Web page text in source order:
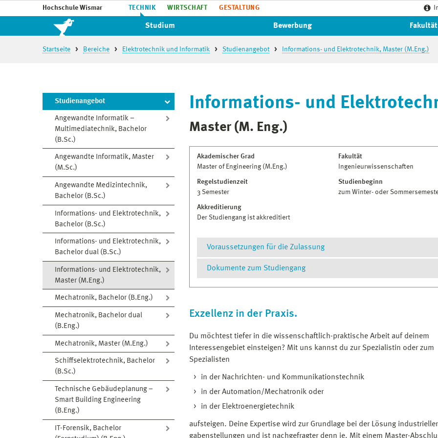
Hochschule Wismar TECHNIK WIRTSCHAFT GESTALTUNG
Studium Bewerbung Fakultät
Startseite Bereiche Elektrotechnik und Informatik Studienangebot Informations- und Elektrotechnik, Master (M.Eng.)
Studienangebot
Angewandte Informatik –
Multimediatechnik, Bachelor
(B.Sc.)
Angewandte Informatik, Master
(M.Sc.)
Angewandte Medizintechnik,
Bachelor (B.Sc.)
Informations- und Elektrotechnik,
Bachelor (B.Sc.)
Informations- und Elektrotechnik,
Bachelor dual (B.Sc.)
Informations- und Elektrotechnik,
Master (M.Eng.)
Mechatronik, Bachelor (B.Eng.)
Mechatronik, Bachelor dual
(B.Eng.)
Mechatronik, Master (M.Eng.)
Schiffselektrotechnik, Bachelor
(B.Sc.)
Technische Gebäudeplanung –
Smart Building Engineering
(B.Eng.)
IT-Forensik, Bachelor
Informations- und
Master (M. Eng.)
Akademischer Grad
Master of Engineering (M.Eng.)
Fakultät
Ingenieurwissenschaften
Regelstudienzeit
3 Semester
Studienbeginn
zum Winter- oder
Akkreditierung
Der Studiengang ist akkreditiert
Voraussetzungen für die Zulassung
2,5 oder besser in einem Studiengang Informations- und
nationalen oder internationalen Hochschule
Modulnote von 2,5 oder besser bestanden worden sein oder
vorliegen
Bewerber mit einem Studienabschluss von insgesamt 180
durch Entscheidung des Prüfungsausschusses Module im
lautet die Gesamtnote 3,1 oder schlechter, erfolgt keine Zulassung
Details zur Zulassung finden Sie in den entsprechenden Ordnungen.
Dokumente zum Studiengang
Modulhandbuch
Exzellenz in der Praxis.
Du möchtest tiefer in die wissenschaftlich-praktische Arbeit auf deinem
Interessen­gebiet einsteigen? Mit uns kannst du zur Spezialistin oder zum
Spezialisten
in der Nachrichten- und Kommunikationstechnik
in der Automation/Mechatronik oder
in der Elektroenergietechnik
aufsteigen. Deine Expertise wird zur Grundlage bei der Lösung
gabenstellungen und ist nachgefragter denn je. Mit einem Master-